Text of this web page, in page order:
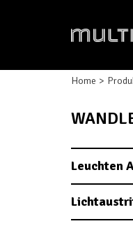
Home
Leuchten